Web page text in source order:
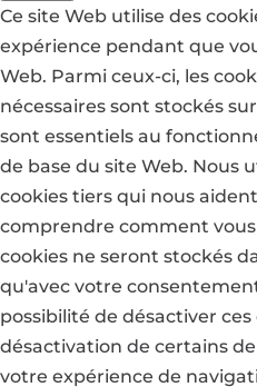
Ce site Web utilise des
expérience pendant que
Web. Parmi ceux-ci, les
nécessaires sont stockés
sont essentiels au
de base du site Web. Nous
cookies tiers qui nous
comprendre comment vous
cookies ne seront stockés
qu'avec votre
possibilité de désactiver ces
désactivation de certains
votre expérience de